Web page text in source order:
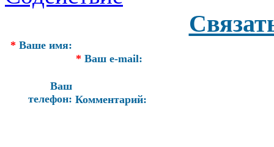
* Ваше имя:
* Ваш e-mail:
Ваш
телефон: Комментарий: